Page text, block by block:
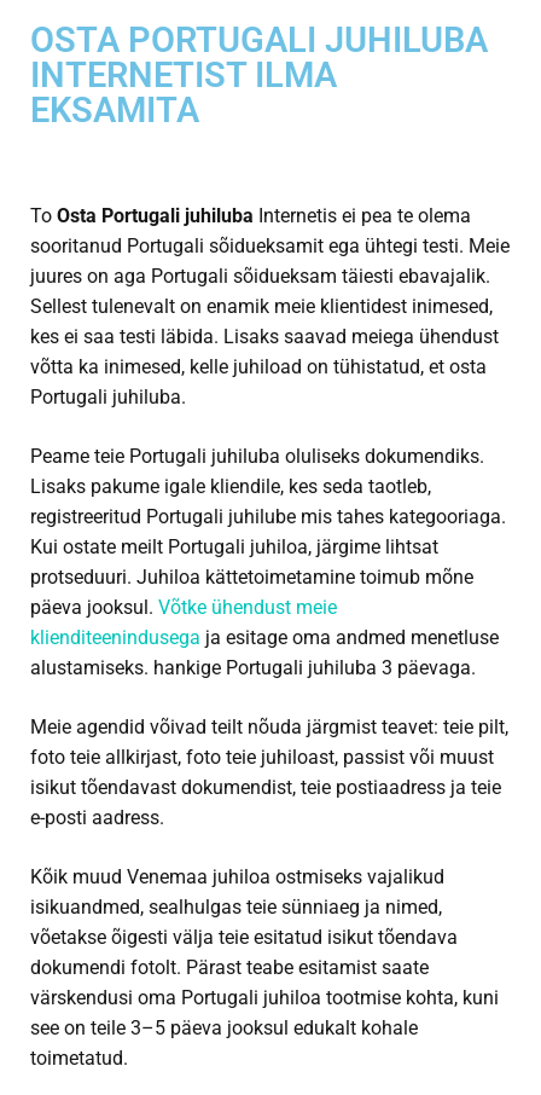
OSTA PORTUGALI JUHILUBA
INTERNETIST ILMA
EKSAMITA
To Osta Portugali juhiluba Internetis ei pea te olema
sooritanud Portugali sõidueksamit ega ühtegi testi. Meie
juures on aga Portugali sõidueksam täiesti ebavajalik.
Sellest tulenevalt on enamik meie klientidest inimesed,
kes ei saa testi läbida. Lisaks saavad meiega ühendust
võtta ka inimesed, kelle juhiload on tühistatud, et osta
Portugali juhiluba.
Peame teie Portugali juhiluba oluliseks dokumendiks.
Lisaks pakume igale kliendile, kes seda taotleb,
registreeritud Portugali juhilube mis tahes kategooriaga.
Kui ostate meilt Portugali juhiloa, järgime lihtsat
protseduuri. Juhiloa kättetoimetamine toimub mõne
päeva jooksul. Võtke ühendust meie
klienditeenindusega ja esitage oma andmed menetluse
alustamiseks. hankige Portugali juhiluba 3 päevaga.
Meie agendid võivad teilt nõuda järgmist teavet: teie pilt,
foto teie allkirjast, foto teie juhiloast, passist või muust
isikut tõendavast dokumendist, teie postiaadress ja teie
e-posti aadress.
Kõik muud Venemaa juhiloa ostmiseks vajalikud
isikuandmed, sealhulgas teie sünniaeg ja nimed,
võetakse õigesti välja teie esitatud isikut tõendava
dokumendi fotolt. Pärast teabe esitamist saate
värskendusi oma Portugali juhiloa tootmise kohta, kuni
see on teile 3–5 päeva jooksul edukalt kohale
toimetatud.